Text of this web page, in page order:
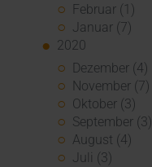
Februar (1)
Januar (7)
2020
Dezember (4)
November (7)
Oktober (3)
September (3)
August (4)
Juli (3)